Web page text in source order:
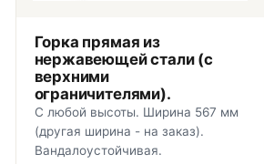
Горка прямая из
нержавеющей стали (с
верхними
ограничителями).
С любой высоты. Ширина 567 мм
(другая ширина - на заказ).
Вандалоустойчивая.